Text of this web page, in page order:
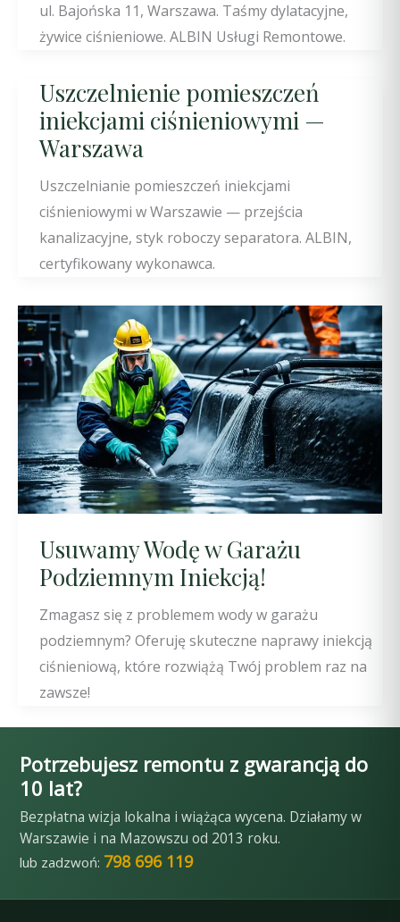
ul. Bajońska 11, Warszawa. Taśmy dylatacyjne,
żywice ciśnieniowe. ALBIN Usługi Remontowe.
Uszczelnienie pomieszczeń
iniekcjami ciśnieniowymi —
Warszawa
Uszczelnianie pomieszczeń iniekcjami
ciśnieniowymi w Warszawie — przejścia
kanalizacyjne, styk roboczy separatora. ALBIN,
certyfikowany wykonawca.
Usuwamy Wodę w Garażu
Podziemnym Iniekcją!
Zmagasz się z problemem wody w garażu
podziemnym? Oferuję skuteczne naprawy iniekcją
ciśnieniową, które rozwiążą Twój problem raz na
zawsze!
Potrzebujesz remontu z gwarancją do
10 lat?
Bezpłatna wizja lokalna i wiążąca wycena. Działamy w
Warszawie i na Mazowszu od 2013 roku.
lub zadzwoń: 798 696 119